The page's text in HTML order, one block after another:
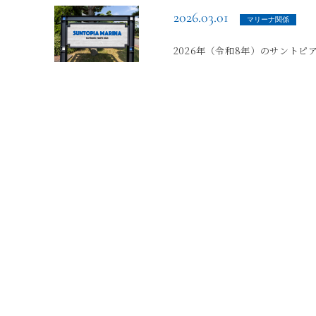
2026.03.01 マリーナ関係
2026年（令和8年）のサントピ